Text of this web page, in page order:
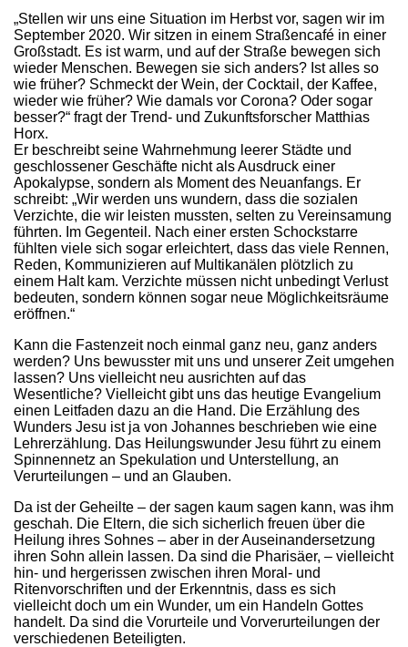
„Stellen wir uns eine Situation im Herbst vor, sagen wir im
September 2020. Wir sitzen in einem Straßencafé in einer
Großstadt. Es ist warm, und auf der Straße bewegen sich
wieder Menschen. Bewegen sie sich anders? Ist alles so
wie früher? Schmeckt der Wein, der Cocktail, der Kaffee,
wieder wie früher? Wie damals vor Corona? Oder sogar
besser?“ fragt der Trend- und Zukunftsforscher Matthias
Horx.
Er beschreibt seine Wahrnehmung leerer Städte und
geschlossener Geschäfte nicht als Ausdruck einer
Apokalypse, sondern als Moment des Neuanfangs. Er
schreibt: „Wir werden uns wundern, dass die sozialen
Verzichte, die wir leisten mussten, selten zu Vereinsamung
führten. Im Gegenteil. Nach einer ersten Schockstarre
fühlten viele sich sogar erleichtert, dass das viele Rennen,
Reden, Kommunizieren auf Multikanälen plötzlich zu
einem Halt kam. Verzichte müssen nicht unbedingt Verlust
bedeuten, sondern können sogar neue Möglichkeitsräume
eröffnen.“
Kann die Fastenzeit noch einmal ganz neu, ganz anders
werden? Uns bewusster mit uns und unserer Zeit umgehen
lassen? Uns vielleicht neu ausrichten auf das
Wesentliche? Vielleicht gibt uns das heutige Evangelium
einen Leitfaden dazu an die Hand. Die Erzählung des
Wunders Jesu ist ja von Johannes beschrieben wie eine
Lehrerzählung. Das Heilungswunder Jesu führt zu einem
Spinnennetz an Spekulation und Unterstellung, an
Verurteilungen – und an Glauben.
Da ist der Geheilte – der sagen kaum sagen kann, was ihm
geschah. Die Eltern, die sich sicherlich freuen über die
Heilung ihres Sohnes – aber in der Auseinandersetzung
ihren Sohn allein lassen. Da sind die Pharisäer, – vielleicht
hin- und hergerissen zwischen ihren Moral- und
Ritenvorschriften und der Erkenntnis, dass es sich
vielleicht doch um ein Wunder, um ein Handeln Gottes
handelt. Da sind die Vorurteile und Vorverurteilungen der
verschiedenen Beteiligten.